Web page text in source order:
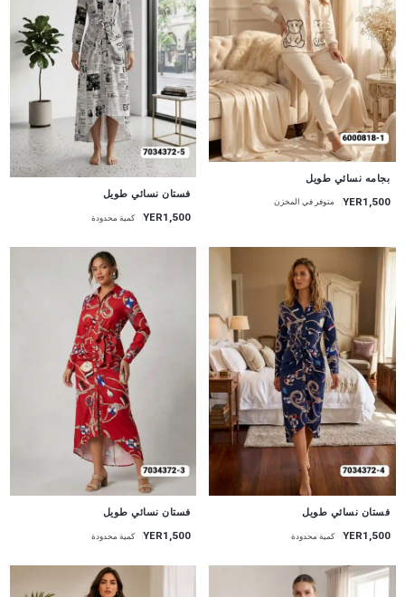
بجامه نسائي طويل
YER1,500 متوفر في المخزن
فستان نسائي طويل
YER1,500 كمية محدودة
جديد
فستان نسائي طويل
YER1,500 كمية محدودة
جديد
فستان نسائي طويل
YER1,500 كمية محدودة